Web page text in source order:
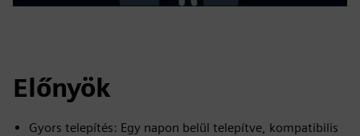
Előnyök
Gyors telepítés: Egy napon belül telepítve, kompatibilis